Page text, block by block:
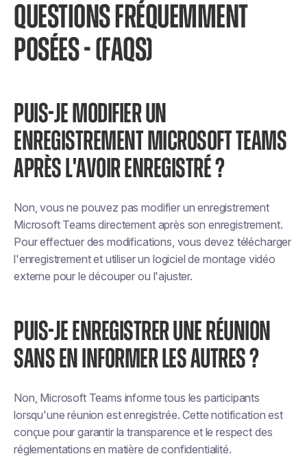
QUESTIONS FRÉQUEMMENT
POSÉES - (FAQS)
PUIS-JE MODIFIER UN
ENREGISTREMENT MICROSOFT TEAMS
APRÈS L'AVOIR ENREGISTRÉ ?
Non, vous ne pouvez pas modifier un enregistrement
Microsoft Teams directement après son enregistrement.
Pour effectuer des modifications, vous devez télécharger
l'enregistrement et utiliser un logiciel de montage vidéo
externe pour le découper ou l'ajuster.
PUIS-JE ENREGISTRER UNE RÉUNION
SANS EN INFORMER LES AUTRES ?
Non, Microsoft Teams informe tous les participants
lorsqu'une réunion est enregistrée. Cette notification est
conçue pour garantir la transparence et le respect des
réglementations en matière de confidentialité.